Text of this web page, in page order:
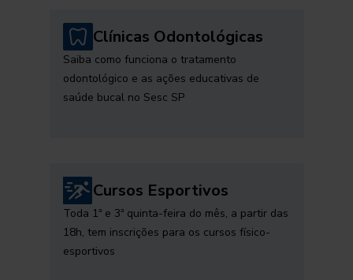
Clínicas Odontológicas
Saiba como funciona o tratamento
odontológico e as ações educativas de
saúde bucal no Sesc SP
Cursos Esportivos
Toda 1ª e 3ª quinta-feira do mês, a partir das
18h, tem inscrições para os cursos físico-
esportivos